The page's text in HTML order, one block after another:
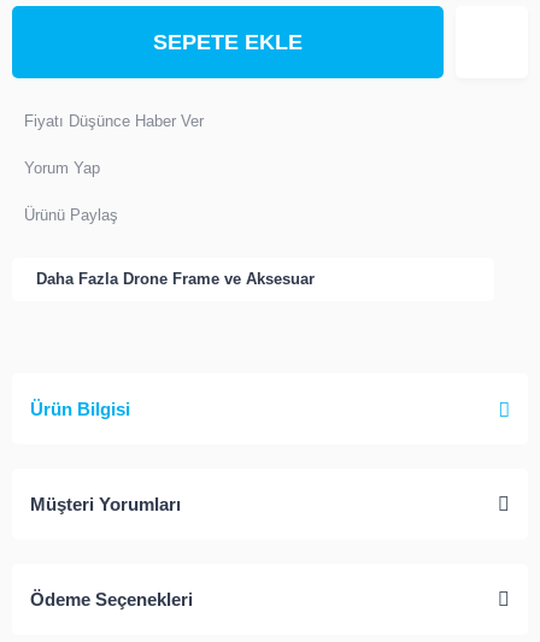
SEPETE EKLE
Fiyatı Düşünce Haber Ver
Yorum Yap
Ürünü Paylaş
Daha Fazla Drone Frame ve Aksesuar
Ürün Bilgisi
Müşteri Yorumları
Ödeme Seçenekleri